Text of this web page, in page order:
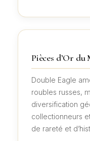
Pièces d’Or du
Double Eagle
roubles russes,
diversification
collectionneurs
de rareté et